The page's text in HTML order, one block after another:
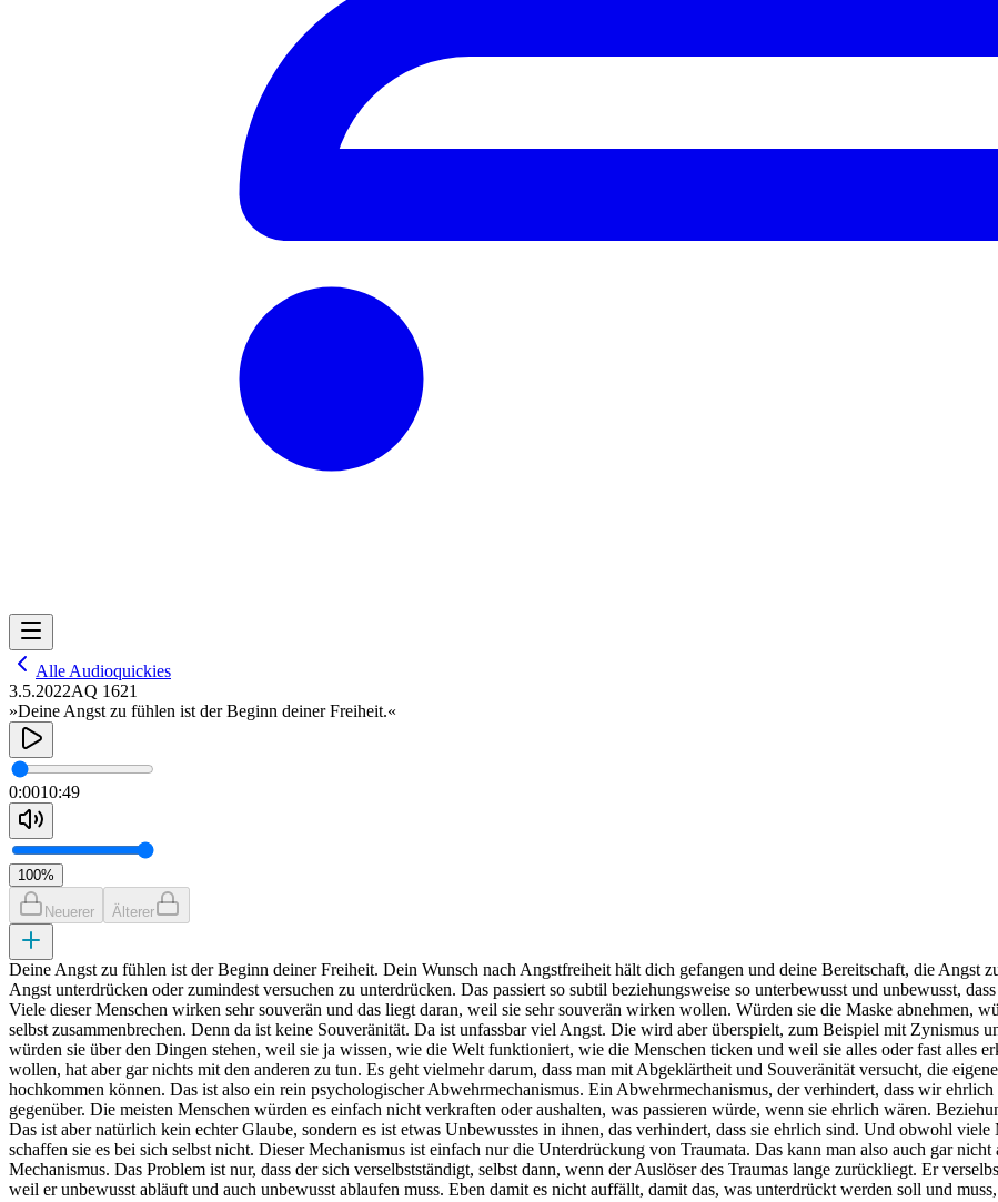
Alle Audioquickies
3.5.2022AQ 1621
»Deine Angst zu fühlen ist der Beginn deiner Freiheit.«
0:0010:49
100%
Neuerer Älterer
Deine Angst zu fühlen ist der Beginn deiner Freiheit. Dein Wunsch nach Angstfreiheit hält dich gefangen und deine Bereitschaft, die Angst
Angst unterdrücken oder zumindest versuchen zu unterdrücken. Das passiert so subtil beziehungsweise so unterbewusst und unbewusst,
Viele dieser Menschen wirken sehr souverän und das liegt daran, weil sie sehr souverän wirken wollen. Würden sie die Maske abnehmen,
selbst zusammenbrechen. Denn da ist keine Souveränität. Da ist unfassbar viel Angst. Die wird aber überspielt, zum Beispiel mit Zynismus
würden sie über den Dingen stehen, weil sie ja wissen, wie die Welt funktioniert, wie die Menschen ticken und weil sie alles oder fast alles
wollen, hat aber gar nichts mit den anderen zu tun. Es geht vielmehr darum, dass man mit Abgeklärtheit und Souveränität versucht, die
hochkommen können. Das ist also ein rein psychologischer Abwehrmechanismus. Ein Abwehrmechanismus, der verhindert, dass wir
gegenüber. Die meisten Menschen würden es einfach nicht verkraften oder aushalten, was passieren würde, wenn sie ehrlich wären.
Das ist aber natürlich kein echter Glaube, sondern es ist etwas Unbewusstes in ihnen, das verhindert, dass sie ehrlich sind. Und obwohl
schaffen sie es bei sich selbst nicht. Dieser Mechanismus ist einfach nur die Unterdrückung von Traumata. Das kann man also auch gar
Mechanismus. Das Problem ist nur, dass der sich verselbstständigt, selbst dann, wenn der Auslöser des Traumas lange zurückliegt. Er
weil er unbewusst abläuft und auch unbewusst ablaufen muss. Eben damit es nicht auffällt, damit das, was unterdrückt werden soll und